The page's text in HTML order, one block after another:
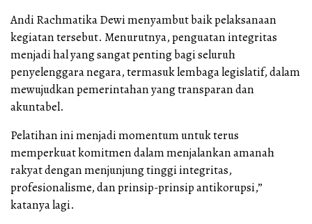
Andi Rachmatika Dewi menyambut baik pelaksanaan
kegiatan tersebut. Menurutnya, penguatan integritas
menjadi hal yang sangat penting bagi seluruh
penyelenggara negara, termasuk lembaga legislatif, dalam
mewujudkan pemerintahan yang transparan dan
akuntabel.
Pelatihan ini menjadi momentum untuk terus
memperkuat komitmen dalam menjalankan amanah
rakyat dengan menjunjung tinggi integritas,
profesionalisme, dan prinsip-prinsip antikorupsi,”
katanya lagi.